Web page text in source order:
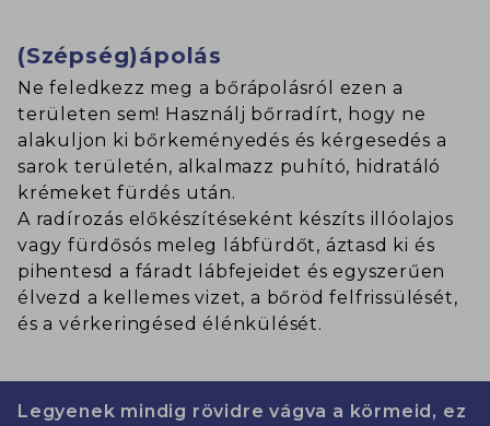
(Szépség)ápolás
Ne feledkezz meg a bőrápolásról ezen a
területen sem! Használj bőrradírt, hogy ne
alakuljon ki bőrkeményedés és kérgesedés a
sarok területén, alkalmazz puhító, hidratáló
krémeket fürdés után.
A radírozás előkészítéseként készíts illóolajos
vagy fürdősós meleg lábfürdőt, áztasd ki és
pihentesd a fáradt lábfejeidet és egyszerűen
élvezd a kellemes vizet, a bőröd felfrissülését,
és a vérkeringésed élénkülését.
Legyenek mindig rövidre vágva a körmeid, ez